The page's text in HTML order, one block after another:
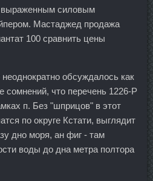
выраженным силовым
Мастаджед продажа
100 сравнить цены
обсуждалось как
что перечень 1226-Р
п. Без "шприцов" в этот
по округе Кстати, выглядит
дно моря, ан фиг - там
воды до дна метра полтора